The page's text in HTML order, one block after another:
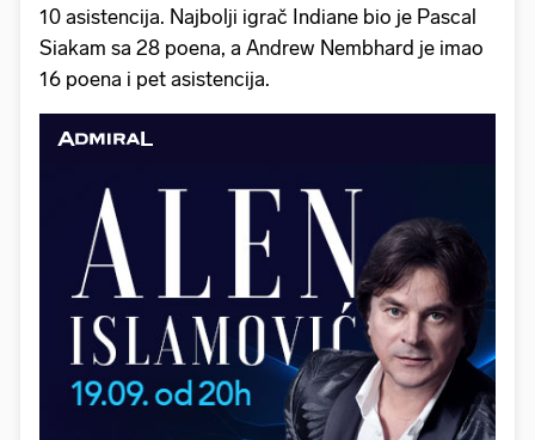
10 asistencija. Najbolji igrač Indiane bio je Pascal
Siakam sa 28 poena, a Andrew Nembhard je imao
16 poena i pet asistencija.